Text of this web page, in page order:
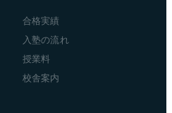
合格実績
入塾の流れ
授業料
校舎案内